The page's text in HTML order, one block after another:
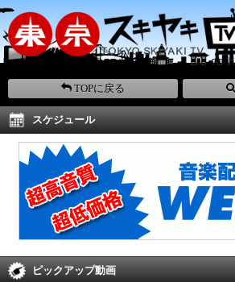
TOPに戻る
スケジュール
ピックアップ動画